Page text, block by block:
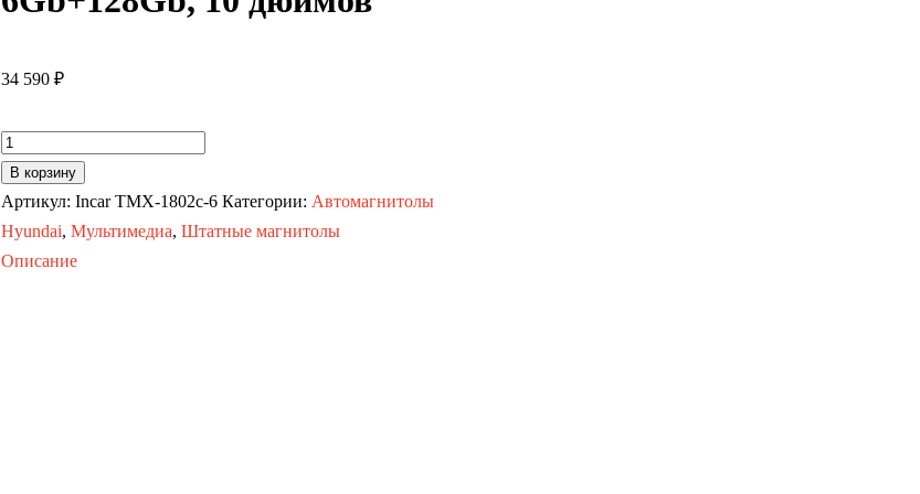
34 590 ₽
Количество
товара
Автомагнитола
KIA
Rio
В корзину
Артикул: Incar TMX-1802c-6 Категории: Автомагнитолы
Hyundai, Мультимедиа, Штатные магнитолы
Описание